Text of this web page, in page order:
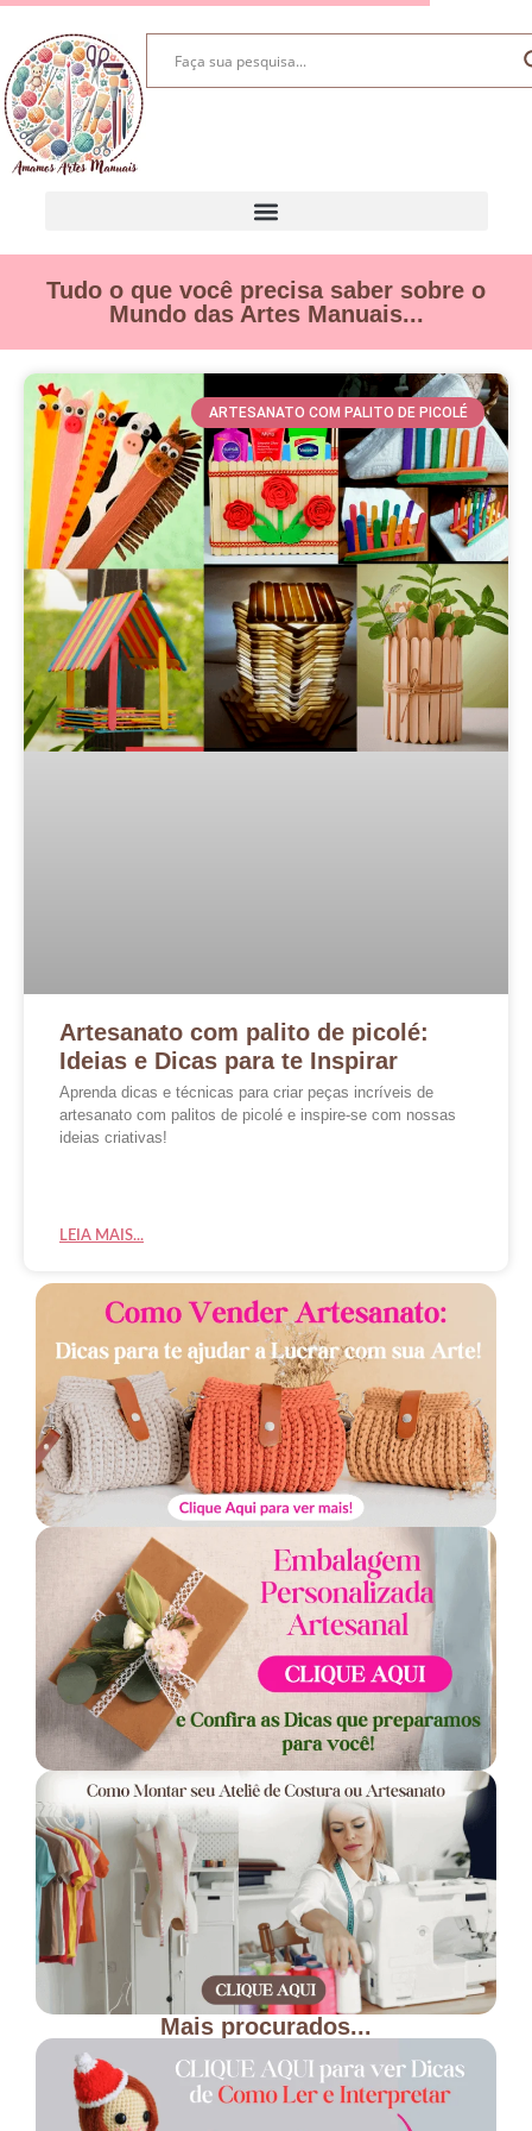
Tudo o que você precisa saber sobre o
Mundo das Artes Manuais...
ARTESANATO COM PALITO DE PICOLÉ
Artesanato com palito de picolé:
Ideias e Dicas para te Inspirar
Aprenda dicas e técnicas para criar peças incríveis de
artesanato com palitos de picolé e inspire-se com nossas
ideias criativas!
LEIA MAIS...
Mais procurados...